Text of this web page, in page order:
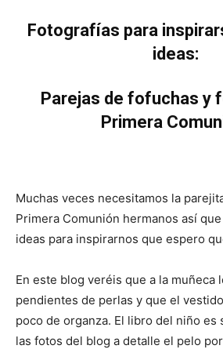
Fotografías para
ideas:
Parejas de fofuchas y
Primera
Muchas veces necesitamos la
Primera Comunión hermanos así
ideas para inspirarnos que espero
En este blog veréis que a la muñeca
pendientes de perlas y que el
poco de organza. El libro del niño es
las fotos del blog a detalle el pelo